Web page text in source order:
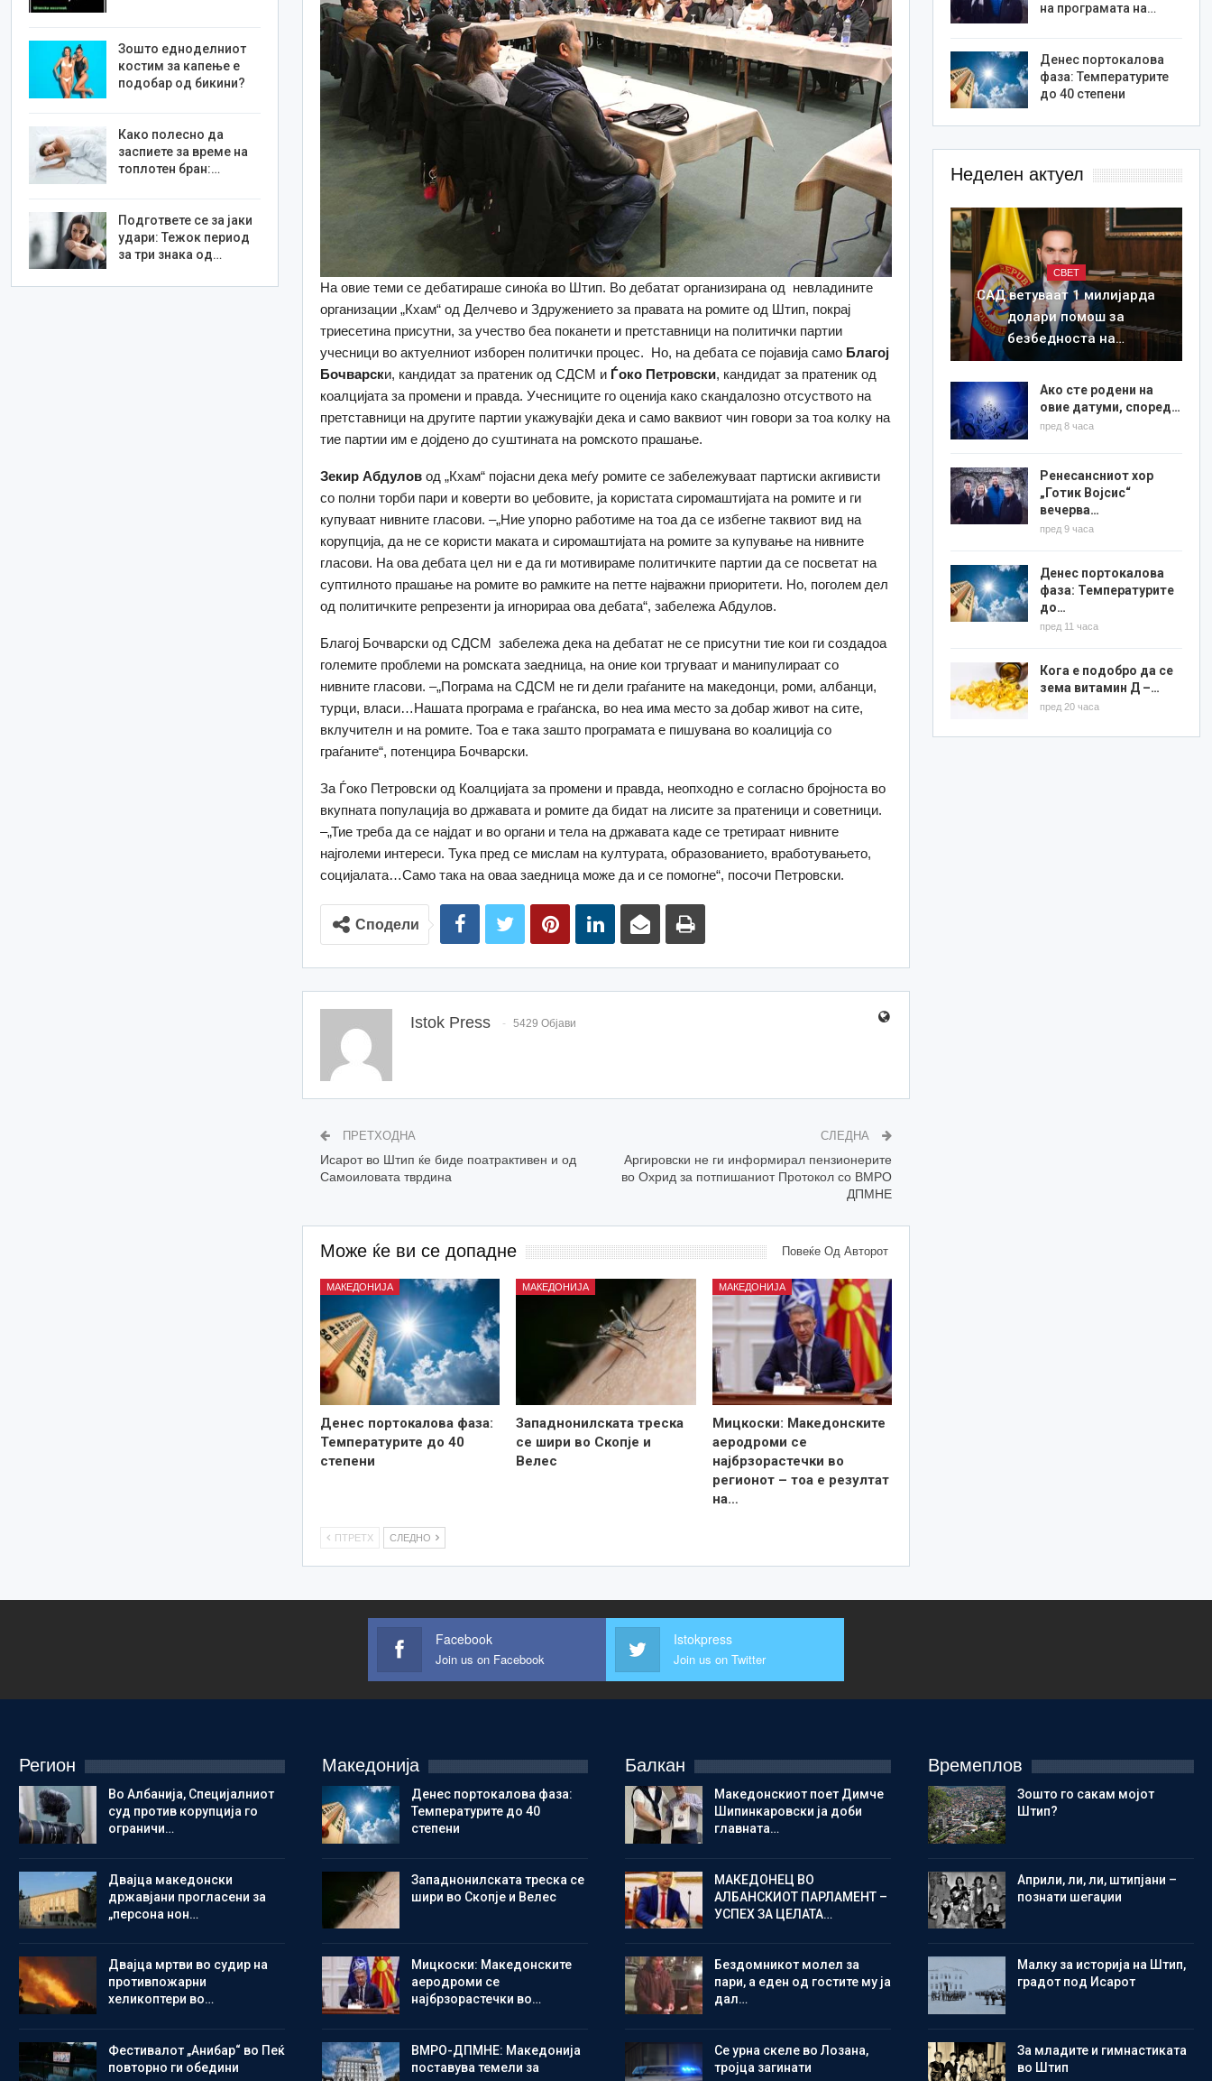
На овие теми се дебатираше синоќа во Штип. Во дебатат организирана од невладините
организации „Кхам“ од Делчево и Здружението за правата на ромите од Штип, покрај
триесетина присутни, за учество беа поканети и претставници на политички партии
учесници во актуелниот изборен политички процес. Но, на дебата се појавија само Благој
Бочварски, кандидат за пратеник од СДСМ и Ѓоко Петровски, кандидат за пратеник од
коалцијата за промени и правда. Учесниците го оценија како скандалозно отсуството на
претставници на другите партии укажувајќи дека и само ваквиот чин говори за тоа колку на
тие партии им е дојдено до суштината на ромското прашање.
Зекир Абдулов од „Кхам“ појасни дека меѓу ромите се забележуваат партиски акгивисти
со полни торби пари и коверти во џебовите, ја користата сиромаштијата на ромите и ги
купуваат нивните гласови. –„Ние упорно работиме на тоа да се избегне таквиот вид на
корупција, да не се користи маката и сиромаштијата на ромите за купување на нивните
гласови. На ова дебата цел ни е да ги мотивираме политичките партии да се посветат на
суптилното прашање на ромите во рамките на петте најважни приоритети. Но, поголем дел
од политичките репрезенти ја игнорираа ова дебата“, забележа Абдулов.
Благој Бочварски од СДСМ забележа дека на дебатат не се присутни тие кои ги создадоа
големите проблеми на ромската заедница, на оние кои тргуваат и манипулираат со
нивните гласови. –„Пограма на СДСМ не ги дели граѓаните на македонци, роми, албанци,
турци, власи…Нашата програма е граѓанска, во неа има место за добар живот на сите,
вклучителн и на ромите. Тоа е така зашто програмата е пишувана во коалиција со
граѓаните“, потенцира Бочварски.
За Ѓоко Петровски од Коалцијата за промени и правда, неопходно е согласно бројноста во
вкупната популација во државата и ромите да бидат на лисите за пратеници и советници.
–„Тие треба да се најдат и во органи и тела на државата каде се третираат нивните
најголеми интереси. Тука пред се мислам на културата, образованието, вработувањето,
социјалата…Само така на оваа заедница може да и се помогне“, посочи Петровски.
Сподели
Istok Press 5429 Објави
ПРЕТХОДНА
Исарот во Штип ќе биде поатрактивен и од
Самоиловата тврдина
СЛЕДНА
Аргировски не ги информирал пензионерите
во Охрид за потпишаниот Протокол со ВМРО
ДПМНЕ
Може ќе ви се допадне Повеќе Од Авторот
МАКЕДОНИЈА
Денес портокалова фаза:
Температурите до 40
степени
МАКЕДОНИЈА
Западнонилската треска
се шири во Скопје и
Велес
МАКЕДОНИЈА
Мицкоски: Македонските
аеродроми се
најбрзорастечки во
регионот – тоа е резултат
на…
ПТРЕТХ СЛЕДНО
на програмата на…
Денес портокалова
фаза: Температурите
до 40 степени
Неделен актуел
СВЕТ
САД ветуваат 1 милијарда
долари помош за
безбедноста на…
Ако сте родени на
овие датуми, според…
пред 8 часа
Ренесансниот хор
„Готик Војсис“
вечерва…
пред 9 часа
Денес портокалова
фаза: Температурите
до…
пред 11 часа
Кога е подобро да се
зема витамин Д –…
пред 20 часа
Зошто едноделниот
костим за капење е
подобар од бикини?
Како полесно да
заспиете за време на
топлотен бран:…
Подгответе се за јаки
удари: Тежок период
за три знака од…
Facebook
Join us on Facebook
Istokpress
Join us on Twitter
Регион
Во Албанија, Специјалниот
суд против корупција го
ограничи…
Двајца македонски
државјани прогласени за
„персона нон…
Двајца мртви во судир на
противпожарни
хеликоптери во…
Фестивалот „Анибар“ во Пеќ
повторно ги обедини
Македонија
Денес портокалова фаза:
Температурите до 40
степени
Западнонилската треска се
шири во Скопје и Велес
Мицкоски: Македонските
аеродроми се
најбрзорастечки во…
ВМРО-ДПМНЕ: Македонија
поставува темели за
Балкан
Македонскиот поет Димче
Шипинкаровски ја доби
главната…
МАКЕДОНЕЦ ВО
АЛБАНСКИОТ ПАРЛАМЕНТ –
УСПЕХ ЗА ЦЕЛАТА…
Бездомникот молел за
пари, а еден од гостите му ја
дал…
Се урна скеле во Лозана,
тројца загинати
Времеплов
Зошто го сакам мојот
Штип?
Aприли, ли, ли, штипјани –
познати шегаџии
Малку за историја на Штип,
градот под Исарот
Зa младите и гимнастиката
во Штип